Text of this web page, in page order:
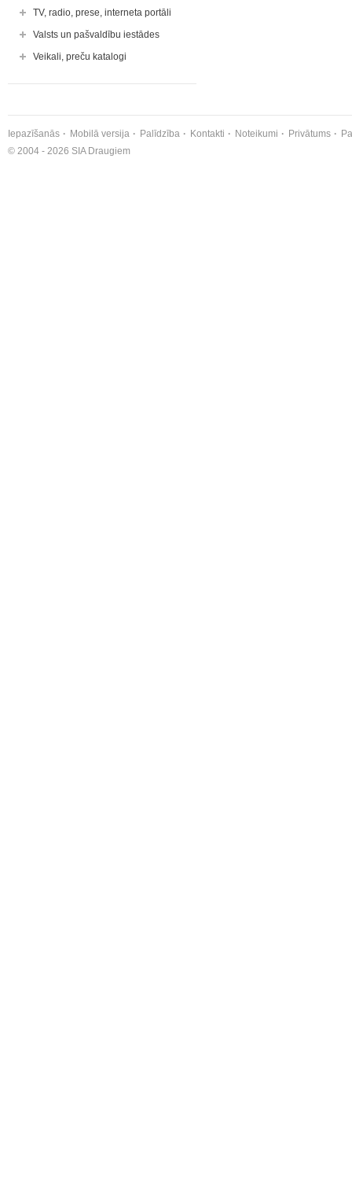
TV, radio, prese, interneta portāli
Valsts un pašvaldību iestādes
Veikali, preču katalogi
Iepazīšanās Mobilā versija Palīdzība Kontakti Noteikumi Privātums
© 2004 - 2026 SIA Draugiem